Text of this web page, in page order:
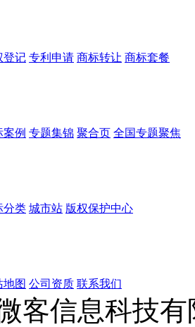
登记 专利申请 商标转让 商标套餐
案例 专题集锦 聚合页 全国专题聚焦
分类 城市站 版权保护中心
地图 公司资质 联系我们
客信息科技